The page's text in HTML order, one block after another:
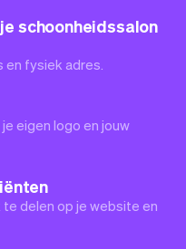
schoonheidssalon
en fysiek adres.
eigen logo en jouw
delen op je website en